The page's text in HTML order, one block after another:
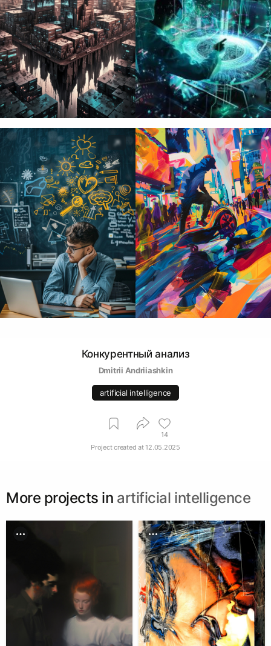
Конкурентный анализ
Dmitrii Аndriiashkin
artificial intelligence
14
Project created at12.05.2025
More projects in artificial intelligence